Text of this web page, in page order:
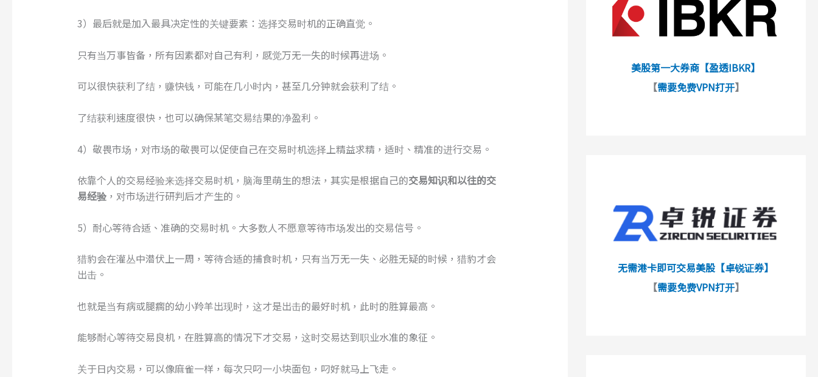
3）最后就是加入最具决定性的关键要素：选择交易时机的正确直觉。
只有当万事皆备，所有因素都对自己有利，感觉万无一失的时候再进场。
可以很快获利了结，赚快钱，可能在几小时内，甚至几分钟就会获利了结。
了结获利速度很快，也可以确保某笔交易结果的净盈利。
4）敬畏市场，对市场的敬畏可以促使自己在交易时机选择上精益求精，适时、精准的进行交易。
依靠个人的交易经验来选择交易时机，脑海里萌生的想法，其实是根据自己的交易知识和以往的交
易经验，对市场进行研判后才产生的。
5）耐心等待合适、准确的交易时机。大多数人不愿意等待市场发出的交易信号。
猎豹会在灌丛中潜伏上一周，等待合适的捕食时机，只有当万无一失、必胜无疑的时候，猎豹才会
出击。
也就是当有病或腿瘸的幼小羚羊出现时，这才是出击的最好时机，此时的胜算最高。
能够耐心等待交易良机，在胜算高的情况下才交易，这时交易达到职业水准的象征。
关于日内交易，可以像麻雀一样，每次只叼一小块面包，叼好就马上飞走。
美股第一大券商【盈透IBKR】
【需要免费VPN打开】
无需港卡即可交易美股【卓锐证券】
【需要免费VPN打开】